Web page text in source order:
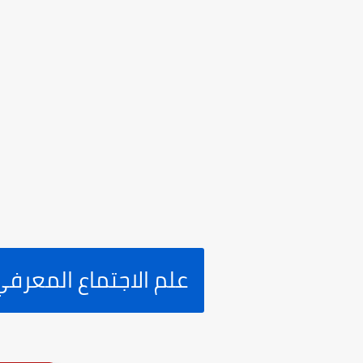
علم الاجتماع